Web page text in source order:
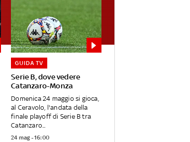
Serie B, dove vedere
Catanzaro-Monza
GUIDA TV
Domenica 24 maggio si gioca,
al Ceravolo, l'andata della
finale playoff di Serie B tra
Catanzaro...
24 mag - 16:00